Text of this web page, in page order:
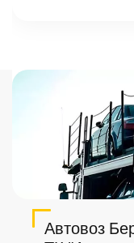
Автовоз